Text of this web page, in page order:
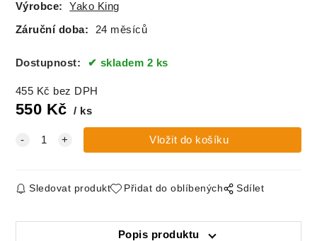
Výrobce: Yako King
Záruční doba: 24 měsíců
Dostupnost: skladem 2 ks
455 Kč bez DPH
550 Kč ks
Sledovat produkt Přidat do oblíbených Sdílet
Popis produktu